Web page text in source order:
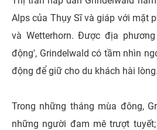
Alps của Thụy Sĩ và giáp với mặt
và Wetterhorn. Được địa
động', Grindelwald có tầm nhìn
động để giữ cho du khách hài lòng.
Trong những tháng mùa đông,
những người đam mê trượt